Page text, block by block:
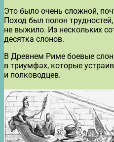
Это было очень сложной,
Поход был полон
не выжило. Из нескольких
десятка слонов.
В Древнем Риме боевые
в триумфах, которые
и полководцев.